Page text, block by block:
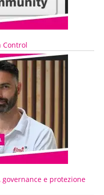
Control
e protezione